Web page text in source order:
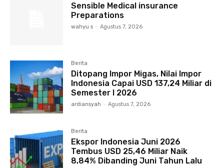
Sensible Medical insurance
Preparations
wahyu s - Agustus 7, 2026
Berita
Ditopang Impor Migas, Nilai Impor
Indonesia Capai USD 137,24 Miliar di
Semester I 2026
ardiansyah - Agustus 7, 2026
Berita
Ekspor Indonesia Juni 2026
Tembus USD 25,46 Miliar Naik
8,84% Dibanding Juni Tahun Lalu